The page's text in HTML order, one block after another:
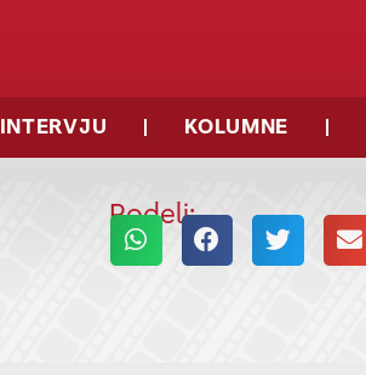
INTERVJU KOLUMNE
Podeli: